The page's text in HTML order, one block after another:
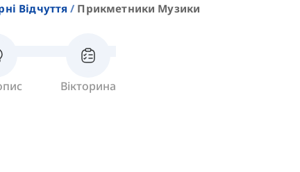
Відчуття
Прикметники Музики
Вікторина